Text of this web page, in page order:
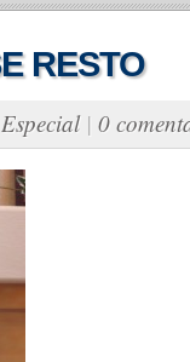
RESTO
| 0